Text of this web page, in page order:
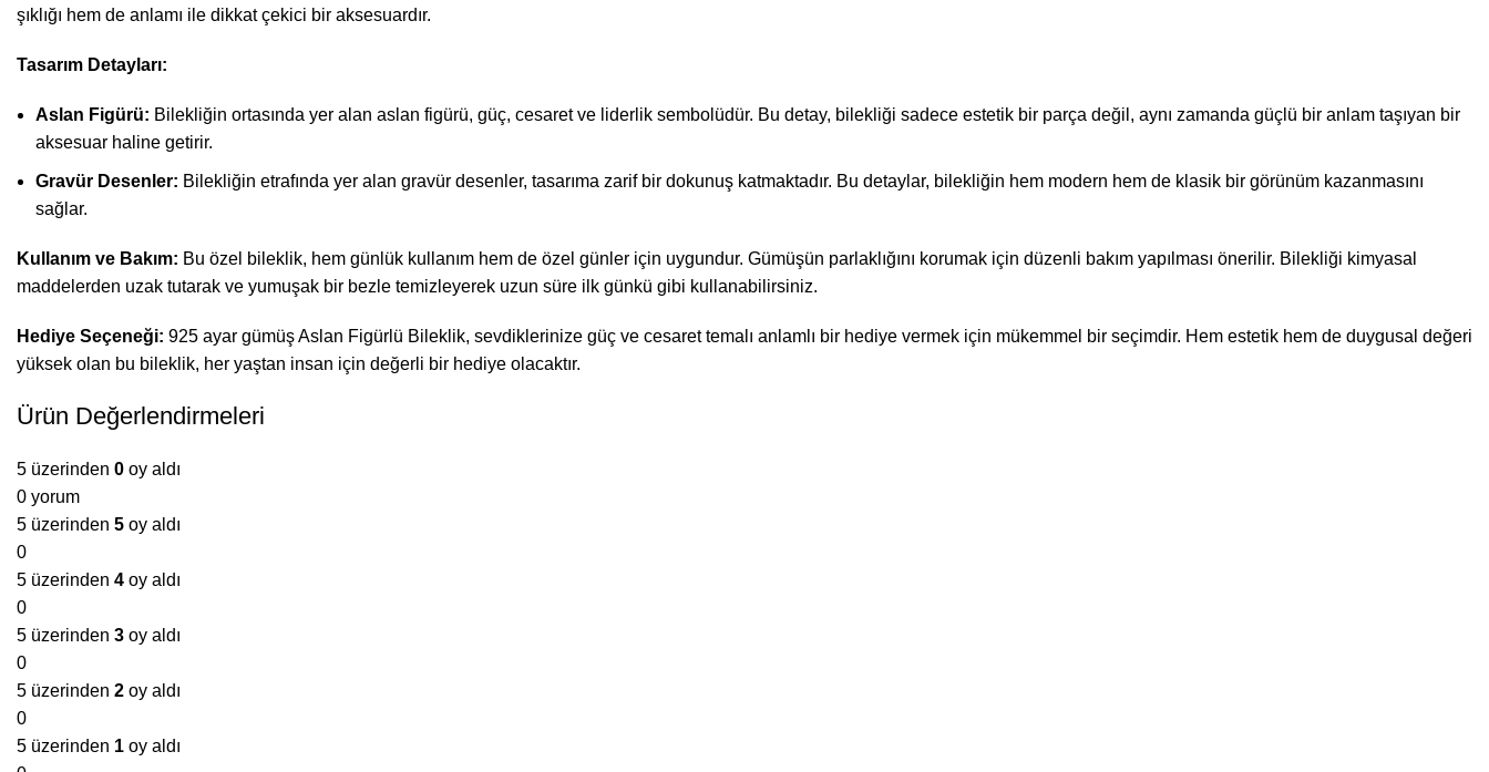
şıklığı hem de anlamı ile dikkat çekici bir aksesuardır.
Tasarım Detayları:
Aslan Figürü: Bilekliğin ortasında yer alan aslan figürü, güç, cesaret ve liderlik sembolüdür. Bu detay, bilekliği sadece estetik bir parça değil, aynı zamanda güçlü bir anlam taşıyan bir
aksesuar haline getirir.
Gravür Desenler: Bilekliğin etrafında yer alan gravür desenler, tasarıma zarif bir dokunuş katmaktadır. Bu detaylar, bilekliğin hem modern hem de klasik bir görünüm kazanmasını
sağlar.
Kullanım ve Bakım: Bu özel bileklik, hem günlük kullanım hem de özel günler için uygundur. Gümüşün parlaklığını korumak için düzenli bakım yapılması önerilir. Bilekliği kimyasal
maddelerden uzak tutarak ve yumuşak bir bezle temizleyerek uzun süre ilk günkü gibi kullanabilirsiniz.
Hediye Seçeneği: 925 ayar gümüş Aslan Figürlü Bileklik, sevdiklerinize güç ve cesaret temalı anlamlı bir hediye vermek için mükemmel bir seçimdir. Hem estetik hem de duygusal değeri
yüksek olan bu bileklik, her yaştan insan için değerli bir hediye olacaktır.
Ürün Değerlendirmeleri
5 üzerinden 0 oy aldı
0 yorum
5 üzerinden 5 oy aldı
0
5 üzerinden 4 oy aldı
0
5 üzerinden 3 oy aldı
0
5 üzerinden 2 oy aldı
0
5 üzerinden 1 oy aldı